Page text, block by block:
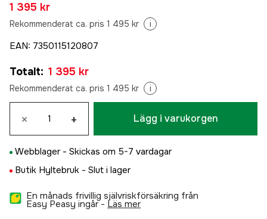
1 395 kr
Rekommenderat ca. pris 1 495 kr i
EAN: 7350115120807
Totalt: 1 395 kr
Rekommenderat ca. pris 1 495 kr i
× + Lägg i varukorgen
Webblager - Skickas om 5-7 vardagar
Butik Hyltebruk - Slut i lager
En månads frivillig självriskförsäkring från
Easy Peasy ingår - läs mer